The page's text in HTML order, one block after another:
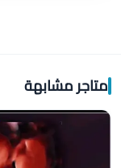
متاجر مشابهة